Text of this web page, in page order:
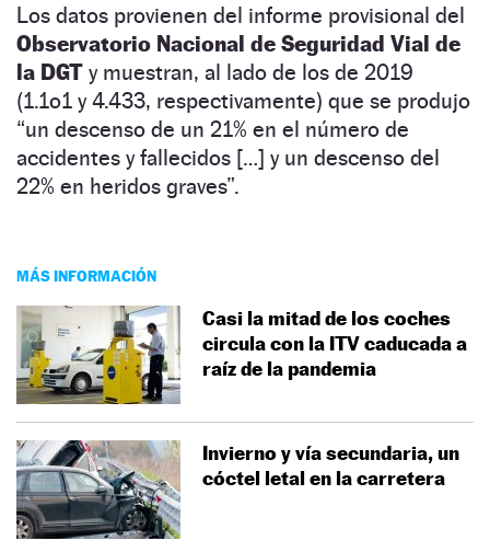
Los datos provienen del informe provisional del
Observatorio Nacional de Seguridad Vial de
la DGT y muestran, al lado de los de 2019
(1.1o1 y 4.433, respectivamente) que se produjo
“un descenso de un 21% en el número de
accidentes y fallecidos […] y un descenso del
22% en heridos graves”.
MÁS INFORMACIÓN
Casi la mitad de los coches
circula con la ITV caducada a
raíz de la pandemia
Invierno y vía secundaria, un
cóctel letal en la carretera